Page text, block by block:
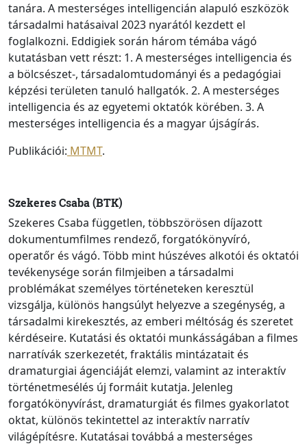
tanára. A mesterséges intelligencián alapuló eszközök
társadalmi hatásaival 2023 nyarától kezdett el
foglalkozni. Eddigiek során három témába vágó
kutatásban vett részt: 1. A mesterséges intelligencia és
a bölcsészet-, társadalomtudományi és a pedagógiai
képzési területen tanuló hallgatók. 2. A mesterséges
intelligencia és az egyetemi oktatók körében. 3. A
mesterséges intelligencia és a magyar újságírás.
Publikációi: MTMT.
Szekeres Csaba (BTK)
Szekeres Csaba független, többszörösen díjazott
dokumentumfilmes rendező, forgatókönyvíró,
operatőr és vágó. Több mint húszéves alkotói és oktatói
tevékenysége során filmjeiben a társadalmi
problémákat személyes történeteken keresztül
vizsgálja, különös hangsúlyt helyezve a szegénység, a
társadalmi kirekesztés, az emberi méltóság és szeretet
kérdéseire. Kutatási és oktatói munkásságában a filmes
narratívák szerkezetét, fraktális mintázatait és
dramaturgiai ágenciáját elemzi, valamint az interaktív
történetmesélés új formáit kutatja. Jelenleg
forgatókönyvírást, dramaturgiát és filmes gyakorlatot
oktat, különös tekintettel az interaktív narratív
világépítésre. Kutatásai továbbá a mesterséges